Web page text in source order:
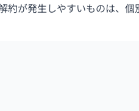
約が発生しやすいものは、個